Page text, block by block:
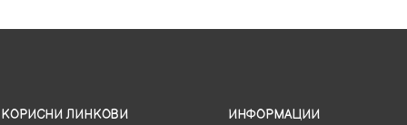
КОРИСНИ ЛИНКОВИ ИНФОРМАЦИИ